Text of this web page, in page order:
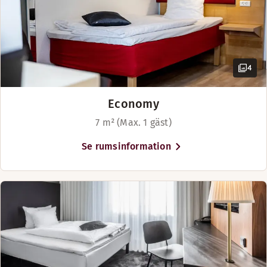
4
Economy
7 m² (Max. 1 gäst)
Se rumsinformation
Strøget och i Bruuns shoppingcenter.
King size-säng (180–200 cm)